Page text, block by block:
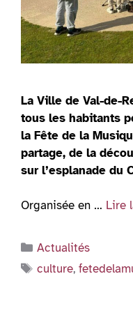
La Ville de Val-de-
tous les habitants
la Fête de la
partage, de la
sur l’esplanade du
Organisée en … Lire
Catégories
Actualités
Étiquettes
culture,